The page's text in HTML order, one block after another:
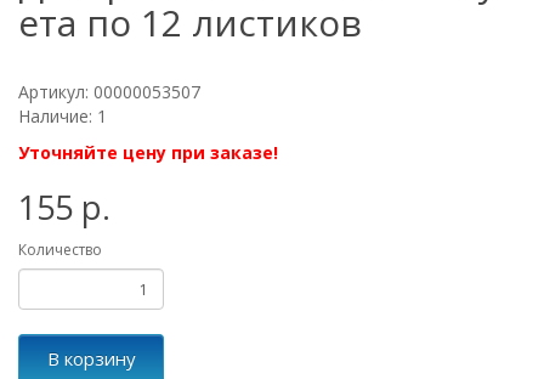
ета по 12 листиков
Артикул: 00000053507
Наличие: 1
Уточняйте цену при заказе!
155 р.
Количество
В корзину